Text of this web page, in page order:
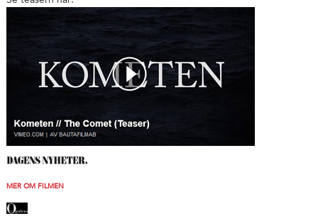
MER OM FILMEN